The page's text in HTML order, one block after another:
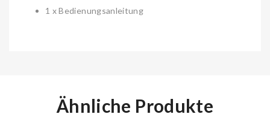
1 x Bedienungsanleitung
Ähnliche Produkte